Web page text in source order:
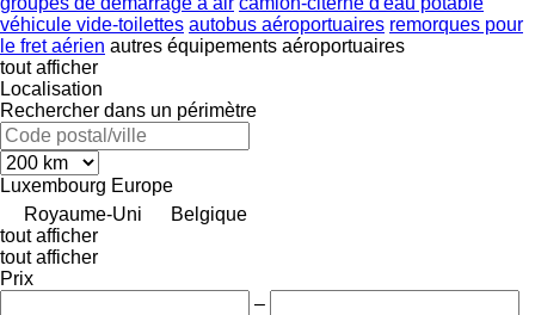
véhicule vide-toilettes autobus aéroportuaires remorques pour
le fret aérien autres équipements aéroportuaires
tout afficher
Localisation
Rechercher dans un périmètre
Luxembourg Europe
Royaume-Uni
Belgique
tout afficher
tout afficher
Prix
–